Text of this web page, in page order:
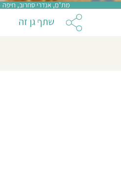
מת"ם, אנדרי סחרוב, חיפה
שתף גן זה